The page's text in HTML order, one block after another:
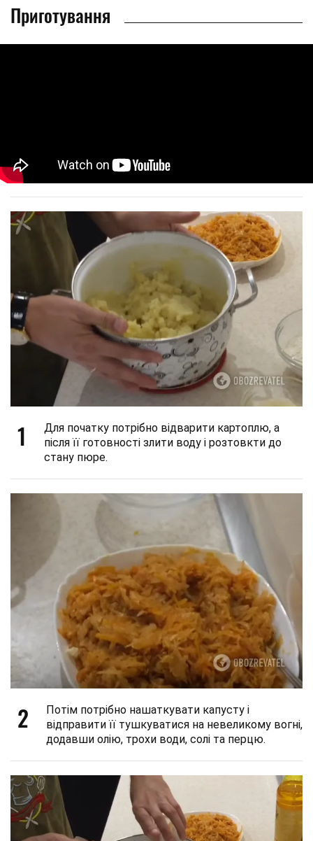
Приготування
1
Для початку потрібно відварити картоплю, а
після її готовності злити воду і розтовкти до
стану пюре.
2
Потім потрібно нашаткувати капусту і
відправити її тушкуватися на невеликому вогні,
додавши олію, трохи води, солі та перцю.